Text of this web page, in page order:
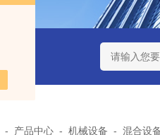
周边传动半
- 产品中心 -机械设备 -混合设